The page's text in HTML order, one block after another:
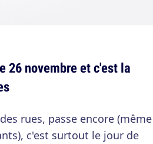
26 novembre et c'est la
rues, passe encore (même
c'est surtout le jour de